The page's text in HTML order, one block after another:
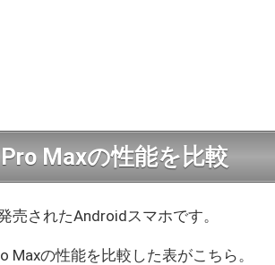
Maxの性能を比較
売されたAndroidスマホです。
Maxの性能を比較した表がこちら。